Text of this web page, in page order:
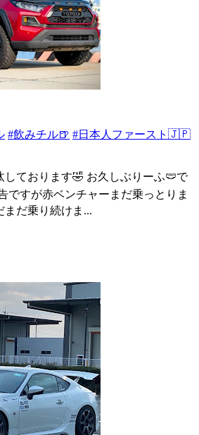
#飲みチル🍺 #日本人ファースト🇯🇵
しております🤣 お久しぶりーふ🩲で
ですが赤ベンチャーまだ乗っとりま
まだ乗り続けま...